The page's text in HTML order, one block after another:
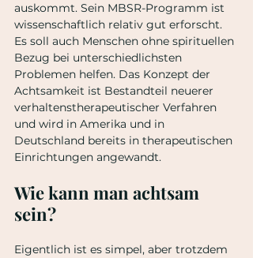
auskommt. Sein MBSR-Programm ist
wissenschaftlich relativ gut erforscht.
Es soll auch Menschen ohne spirituellen
Bezug bei unterschiedlichsten
Problemen helfen. Das Konzept der
Achtsamkeit ist Bestandteil neuerer
verhaltenstherapeutischer Verfahren
und wird in Amerika und in
Deutschland bereits in therapeutischen
Einrichtungen angewandt.
Wie kann man achtsam
sein?
Eigentlich ist es simpel, aber trotzdem